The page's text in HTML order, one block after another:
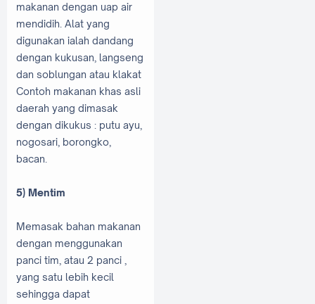
makanan dengan uap air
mendidih. Alat yang
digunakan ialah dandang
dengan kukusan, langseng
dan soblungan atau klakat
Contoh makanan khas asli
daerah yang dimasak
dengan dikukus : putu ayu,
nogosari, borongko,
bacan.
5) Mentim
Memasak bahan makanan
dengan menggunakan
panci tim, atau 2 panci ,
yang satu lebih kecil
sehingga dapat